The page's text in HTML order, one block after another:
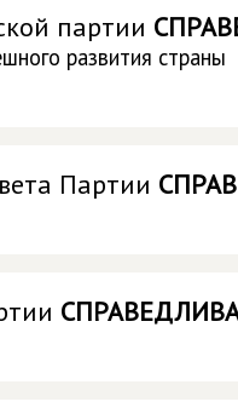
партии
развития страны
Партии